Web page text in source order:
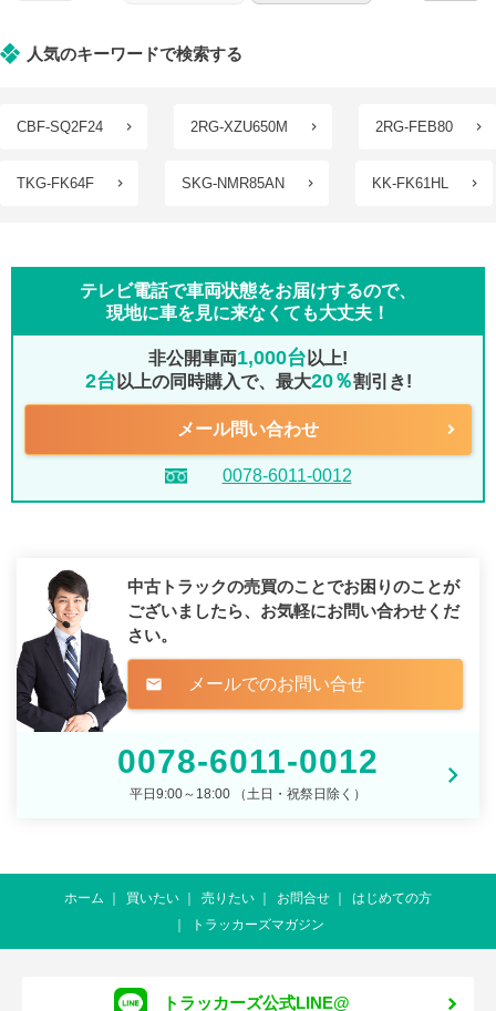
人気のキーワードで検索する
CBF-SQ2F24 2RG-XZU650M 2RG-FEB80
TKG-FK64F SKG-NMR85AN KK-FK61HL
テレビ電話で車両状態をお届けするので、
現地に車を見に来なくても大丈夫！
非公開車両1,000台 以上!
2台 以上の同時購入で、最大20％割引き!
メール問い合わせ
0078-6011-0012
中古トラックの売買のことでお困りのことが
ございましたら、 お気軽にお問い合わせくだ
さい。
mail メールでのお問い合せ
0078-6011-0012
平日9:00～18:00 （土日・祝祭日除く）
ホーム 買いたい 売りたい お問合せ
はじめての方
トラッカーズマガジン
トラッカーズ公式LINE@